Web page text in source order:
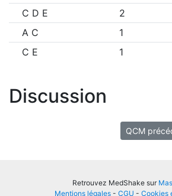
C D E
2
A C
1
C E
1
Discussion
QCM
Retrouvez MedShake sur
Mentions légales - CGU - Cookies